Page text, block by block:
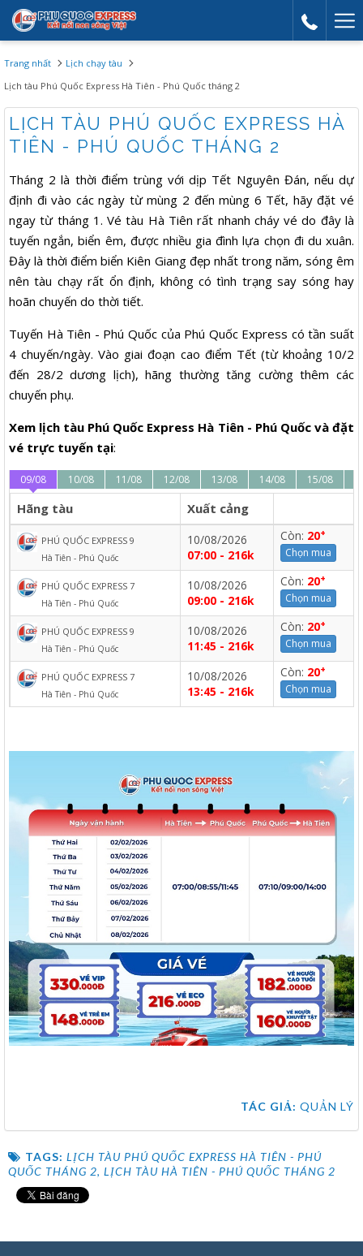
Trang nhất
Lịch chạy tàu
Lịch tàu Phú Quốc Express Hà Tiên - Phú Quốc tháng 2
LỊCH TÀU PHÚ QUỐC EXPRESS HÀ
TIÊN - PHÚ QUỐC THÁNG 2
Tháng 2 là thời điểm trùng với dịp Tết Nguyên Đán, nếu dự
định đi vào các ngày từ mùng 2 đến mùng 6 Tết, hãy đặt vé
ngay từ tháng 1. Vé tàu Hà Tiên rất nhanh cháy vé do đây là
tuyến ngắn, biển êm, được nhiều gia đình lựa chọn đi du xuân.
Đây là thời điểm biển Kiên Giang đẹp nhất trong năm, sóng êm
nên tàu chạy rất ổn định, không có tình trạng say sóng hay
hoãn chuyến do thời tiết.
Tuyến Hà Tiên - Phú Quốc của Phú Quốc Express có tần suất
4 chuyến/ngày. Vào giai đoạn cao điểm Tết (từ khoảng 10/2
đến 28/2 dương lịch), hãng thường tăng cường thêm các
chuyến phụ.
Xem lịch tàu Phú Quốc Express Hà Tiên - Phú Quốc và đặt
vé trực tuyến tại:
09/08 10/08 11/08 12/08 13/08 14/08 15/08
Hãng tàu Xuất cảng
PHÚ QUỐC EXPRESS 9
Hà Tiên - Phú Quốc
10/08/2026
07:00 - 216k
Còn: 20+
Chọn mua
PHÚ QUỐC EXPRESS 7
Hà Tiên - Phú Quốc
10/08/2026
09:00 - 216k
Còn: 20+
Chọn mua
PHÚ QUỐC EXPRESS 9
Hà Tiên - Phú Quốc
10/08/2026
11:45 - 216k
Còn: 20+
Chọn mua
PHÚ QUỐC EXPRESS 7
Hà Tiên - Phú Quốc
10/08/2026
13:45 - 216k
Còn: 20+
Chọn mua
TÁC GIẢ: QUẢN LÝ
TAGS: LỊCH TÀU PHÚ QUỐC EXPRESS HÀ TIÊN - PHÚ
QUỐC THÁNG 2, LỊCH TÀU HÀ TIÊN - PHÚ QUỐC THÁNG 2